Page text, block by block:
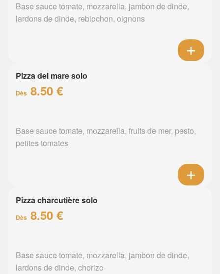
Base sauce tomate, mozzarella, jambon de dinde,
lardons de dinde, reblochon, oignons
Pizza del mare solo
Dès 8.50 €
Base sauce tomate, mozzarella, fruits de mer, pesto,
petites tomates
Pizza charcutière solo
Dès 8.50 €
Base sauce tomate, mozzarella, jambon de dinde,
lardons de dinde, chorizo